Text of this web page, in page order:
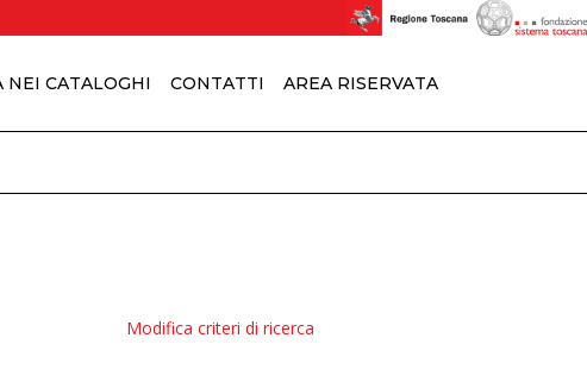
NEI CATALOGHI CONTATTI AREA RISERVATA
Modifica criteri di ricerca